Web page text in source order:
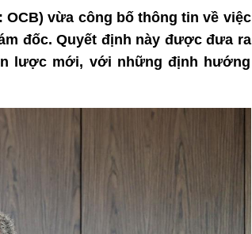
OCB) vừa công bố thông tin về việc
đốc. Quyết định này được đưa ra
lược mới, với những định hướng